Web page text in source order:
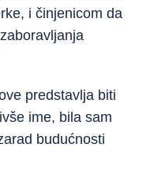
i činjenicom da
predstavlja biti
ime, bila sam
budućnosti